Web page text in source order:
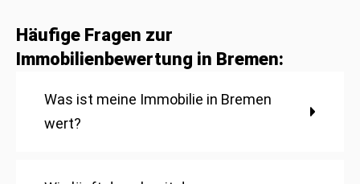
Häufige Fragen zur
Immobilienbewertung in Bremen:
Was ist meine Immobilie in Bremen
wert?